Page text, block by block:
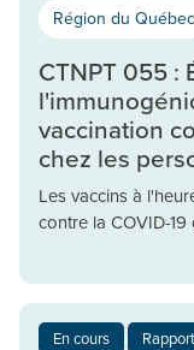
Région du Québec
CTNPT 055 :
vaccination
chez les
Les vaccins à
contre la COVID-
En cours